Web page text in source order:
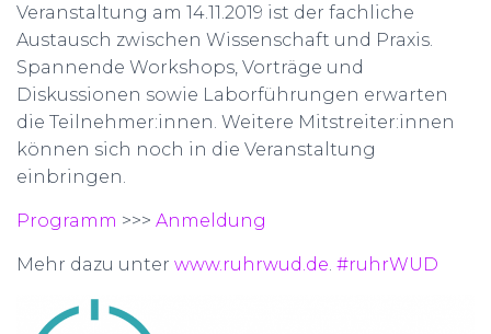
Veranstaltung am 14.11.2019 ist der fachliche
Austausch zwischen Wissenschaft und Praxis.
Spannende Workshops, Vorträge und
Diskussionen sowie Laborführungen erwarten
die Teilnehmer:innen. Weitere Mitstreiter:innen
können sich noch in die Veranstaltung
einbringen.
Programm >>> Anmeldung
Mehr dazu unter www.ruhrwud.de. #ruhrWUD